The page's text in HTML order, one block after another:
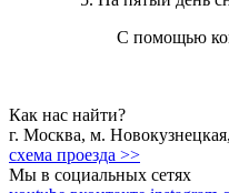
С помощью
Как нас найти?
г. Москва, м. Новокузнецкая,
схема проезда >>
Мы в социальных сетях